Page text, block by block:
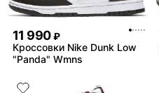
11 990 ₽
Кроссовки Nike Dunk Low
"Panda" Wmns